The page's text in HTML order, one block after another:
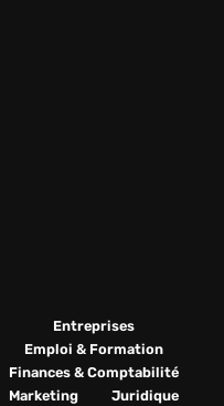
Entreprises
Emploi & Formation
Finances & Comptabilité
Marketing
Juridique